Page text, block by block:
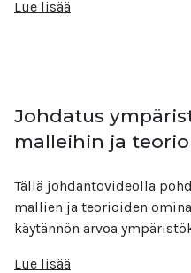
Lue lisää
Johdatus
malleihin ja
Tällä johdantovideolla
mallien ja teorioiden
käytännön arvoa
Lue lisää